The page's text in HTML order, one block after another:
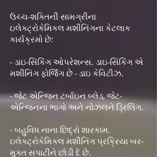
ઉચ્ચ-શક્તિની સામગ્રીના
ઇલેક્ટ્રોકેમિકલ મશીનિંગના કેટલાક
કાર્યક્રમો છે:
- ડાઇ-સિંકિંગ ઓપરેશન્સ. ડાઇ-સિંકિંગ એ
મશીનિંગ ફોર્જિંગ છે - ડાઇ કેવિટીઝ.
- જેટ એન્જિન ટર્બાઇન બ્લેડ, જેટ-
એન્જિનના ભાગો અને નોઝલને ડ્રિલિંગ.
- બહુવિધ નાના છિદ્રો શારકામ.
ઇલેક્ટ્રોકેમિકલ મશીનિંગ પ્રક્રિયા બર-
મુક્ત સપાટીને છોડી દે છે.